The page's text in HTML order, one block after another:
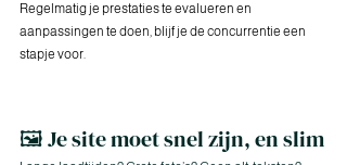
Regelmatig je prestaties te evalueren en
aanpassingen te doen, blijf je de concurrentie een
stapje voor.
🖼️ Je site moet snel zijn, en slim